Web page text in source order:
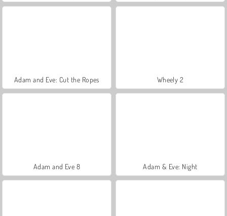
Adam and Eve: Cut the Ropes Wheely 2
Adam and Eve 8 Adam & Eve: Night